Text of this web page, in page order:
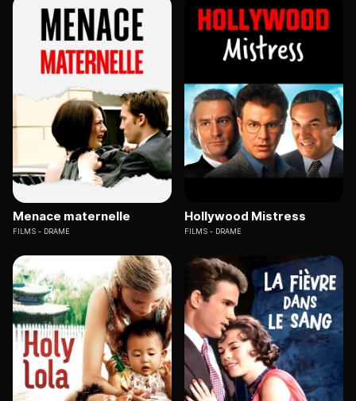
Menace maternelle
FILMS DRAME
Hollywood Mistress
FILMS DRAME